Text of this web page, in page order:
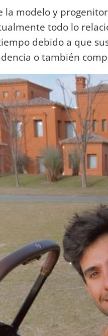
la modelo y
todo lo
debido a que
o también